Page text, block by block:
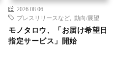
2026.08.06
プレスリリースなど
動向/展望
モノタロウ、「お届け希望日
指定サービス」開始